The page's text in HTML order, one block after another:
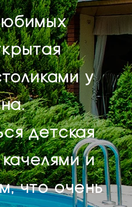
у
детская
и
что очень